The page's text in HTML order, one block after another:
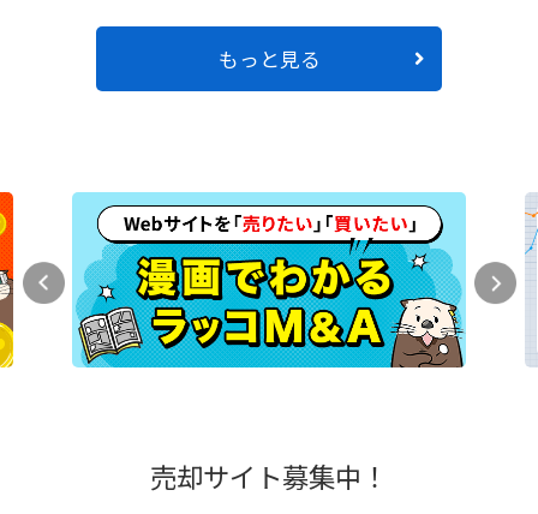
もっと見る
売却サイト募集中！